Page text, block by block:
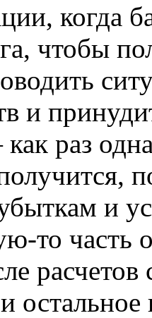
когда
чтобы
и
раз
и
то часть